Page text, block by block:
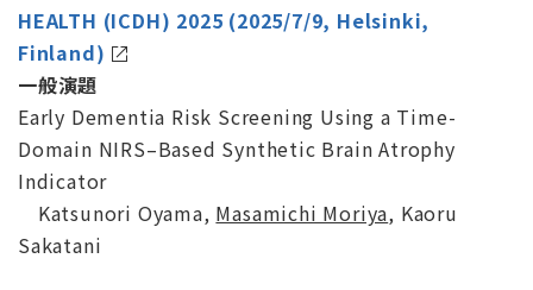
HEALTH (ICDH) 2025 (2025/7/9, Helsinki,
Finland)
一般演題
Early Dementia Risk Screening Using a Time-
Domain NIRS–Based Synthetic Brain Atrophy
Indicator
Katsunori Oyama, Masamichi Moriya, Kaoru
Sakatani